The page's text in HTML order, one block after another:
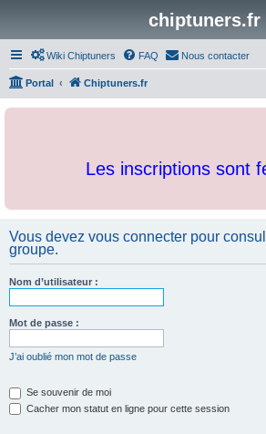
chiptuners.fr
Wiki Chiptuners FAQ Nous contacter
Portal Chiptuners.fr
Les inscriptions sont
Vous devez vous connecter pour
groupe.
Nom d’utilisateur :
Mot de passe :
J’ai oublié mon mot de passe
Se souvenir de moi
Cacher mon statut en ligne pour cette session